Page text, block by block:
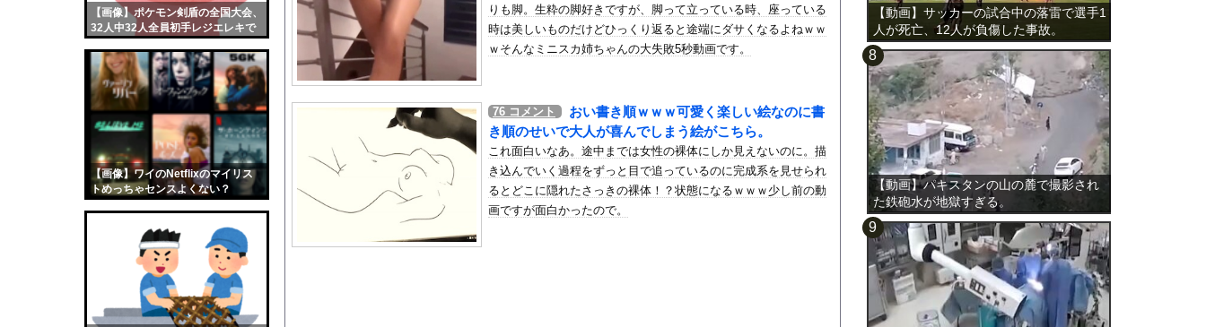
【画像】ポケモン剣盾の全国大会、
32人中32人全員初手レジエレキで
【画像】ワイのNetflixのマイリス
トめっちゃセンスよくない？
【画像】おまえらくんの机がこの女の子の椅子にされてたらｗｗｗ
【画像】この女優さん、可愛すぎる
【朗報】齋藤飛鳥、前屈みで完全に見えてる動画が拡散されてしまう…
海外「日本よ、お前がナンバーワンだ」 熊本地震直後の日本の対応のスピードに世界が衝撃
勇気を出して白人美女にチン凸したアジア人短小男
、爆笑されてしまうｗｗｗ
10年もの間浮気してた嫁。まさかと思い長男のDNA鑑定をするがいいな？と問うと、元嫁...
ウクライナ侵攻以降、ロシア軍兵士のHIV感染が2000％急増…ウクライナメディア！
【配信者】「金バエ」のSNS更新が1週間途絶え、様々な憶測が飛び交う。1週間ぶりの投...
【画像】女の子「危機管理フォーーーーム！！！」
りも脚。生粋の脚好きですが、脚って立っている時、座っている
時は美しいものだけどひっくり返ると途端にダサくなるよねｗｗ
ｗそんなミニスカ姉ちゃんの大失敗5秒動画です。
76 コメント
おい書き順ｗｗｗ可愛く楽しい絵なのに書
き順のせいで大人が喜んでしまう絵がこちら。
これ面白いなあ。途中までは女性の裸体にしか見えないのに。描
き込んでいく過程をずっと目で追っているのに完成系を見せられ
るとどこに隠れたさっきの裸体！？状態になるｗｗｗ少し前の動
画ですが面白かったので。
【動画】サッカーの試合中の落雷で選手1
人が死亡、12人が負傷した事故。
【動画】パキスタンの山の麓で撮影され
た鉄砲水が地獄すぎる。